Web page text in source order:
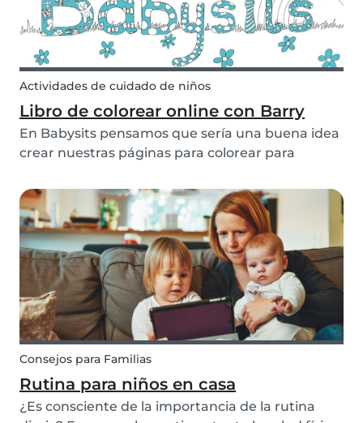
Actividades de cuidado de niños
Libro de colorear online con Barry
En Babysits pensamos que sería una buena idea
crear nuestras páginas para colorear para
por casa y los padres ocupados completando
tareas domésticas, lo que realmente
necesitamos ahora es una fo...
Consejos para Familias
Rutina para niños en casa
¿Es consciente de la importancia de la rutina